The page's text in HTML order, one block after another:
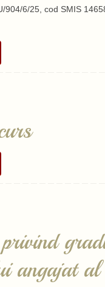
904/6/25, cod SMIS
angajat